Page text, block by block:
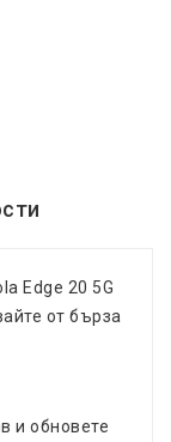
Edge 20 5G
от бърза
и обновете